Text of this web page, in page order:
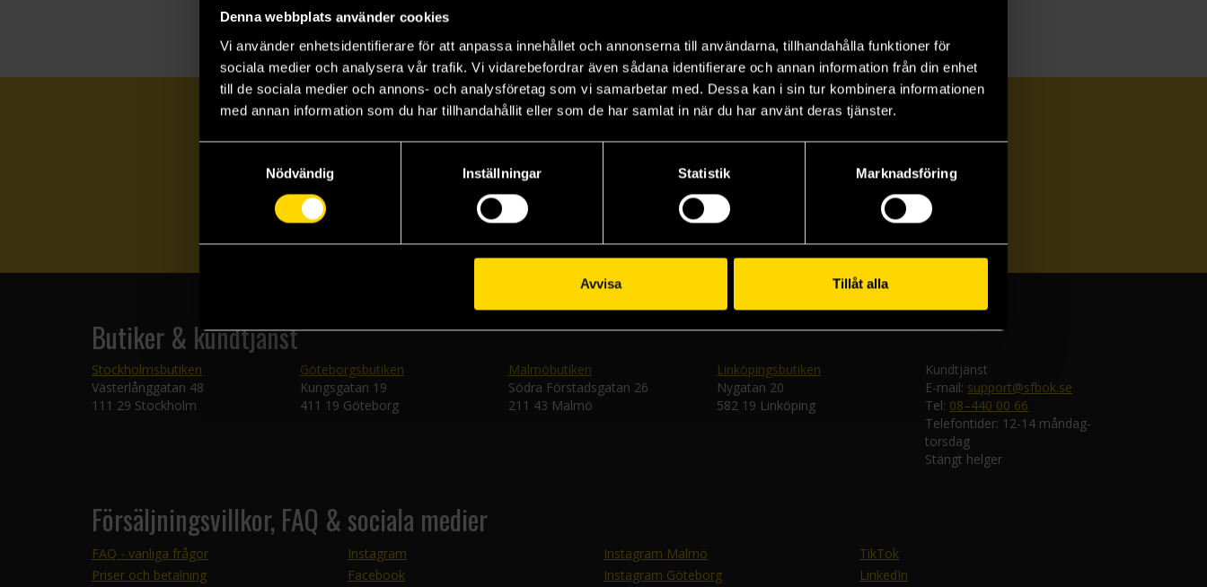
Denna webbplats använder cookies
Vi använder enhetsidentifierare för att anpassa innehållet och annonserna till användarna, tillhandahålla funktioner för
sociala medier och analysera vår trafik. Vi vidarebefordrar även sådana identifierare och annan information från din enhet
till de sociala medier och annons- och analysföretag som vi samarbetar med. Dessa kan i sin tur kombinera informationen
med annan information som du har tillhandahållit eller som de har samlat in när du har använt deras tjänster.
Nödvändig
Inställningar Statistik Marknadsföring
Avvisa Tillåt alla
Prenumerera på vårt nyhetsbrev
Butiker & kundtjänst
Stockholmsbutiken
Västerlånggatan 48
111 29 Stockholm
Göteborgsbutiken
Kungsgatan 19
411 19 Göteborg
Malmöbutiken
Södra Förstadsgatan 26
211 43 Malmö
Linköpingsbutiken
Nygatan 20
582 19 Linköping
Kundtjänst
E-mail: support@sfbok.se
Tel: 08–440 00 66
Telefontider: 12-14 måndag-
torsdag
Stängt helger
Försäljningsvillkor, FAQ & sociala medier
FAQ - vanliga frågor
Priser och betalning
Instagram
Facebook
Instagram Malmö
Instagram Göteborg
TikTok
LinkedIn